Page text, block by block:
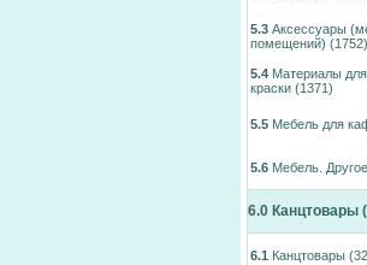
5.3 Аксессуары
помещений) (1752)
5.4 Материалы
краски (1371)
5.5 Мебель для
5.6 Мебель. Другое
6.0 Канцтовары
6.1 Канцтовары